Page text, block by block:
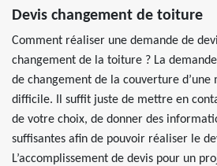
Devis changement de toiture
Comment réaliser une demande de
changement de la toiture ? La
de changement de la couverture d’une
difficile. Il suffit juste de mettre en
de votre choix, de donner des
suffisantes afin de pouvoir réaliser le
L’accomplissement de devis pour un